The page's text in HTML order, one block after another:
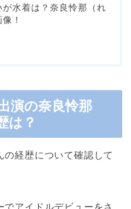
水着は？奈良怜那（れ
！
演の奈良怜那
は？
の経歴について確認して
アイドルデビューをさ